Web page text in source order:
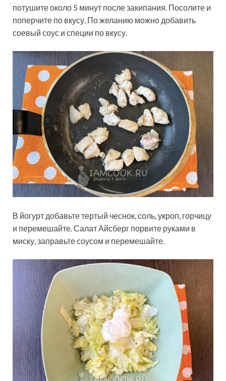
потушите около 5 минут после закипания. Посолите и
поперчите по вкусу. По желанию можно добавить
соевый соус и специи по вкусу.
В йогурт добавьте тертый чеснок, соль, укроп, горчицу
и перемешайте. Салат Айсберг порвите руками в
миску, заправьте соусом и перемешайте.